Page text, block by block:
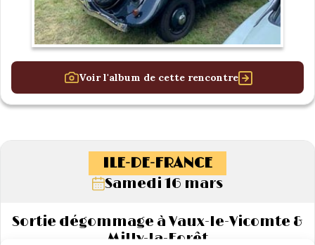
Voir l'album de cette rencontre
ILE-DE-FRANCE
Samedi 16 mars
Sortie dégommage à Vaux-le-Vicomte &
Milly-la-Forêt